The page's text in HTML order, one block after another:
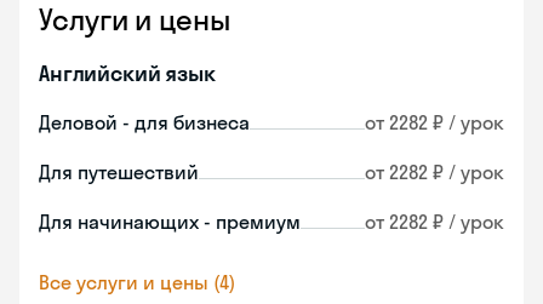
Услуги и цены
Английский язык
Деловой - для бизнеса от 2282 ₽ / урок
Для путешествий от 2282 ₽ / урок
Для начинающих - премиум от 2282 ₽ / урок
Все услуги и цены (4)